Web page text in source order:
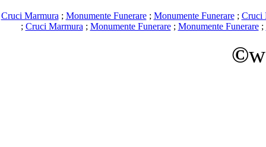
Cruci Marmura ; Monumente Funerare; Monumente Funerare; Cruci
; Cruci Marmura ; Monumente Funerare; Monumente Funerare;
©